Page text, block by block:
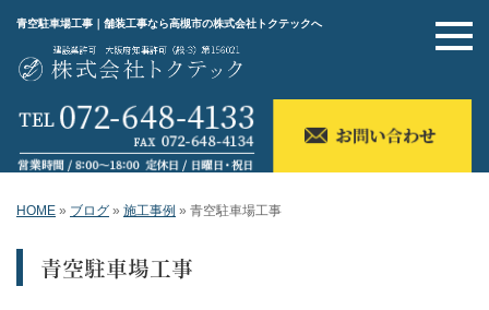
青空駐車場工事｜舗装工事なら高槻市の株式会社トクテックへ
HOME » ブログ » 施工事例 » 青空駐車場工事
青空駐車場工事